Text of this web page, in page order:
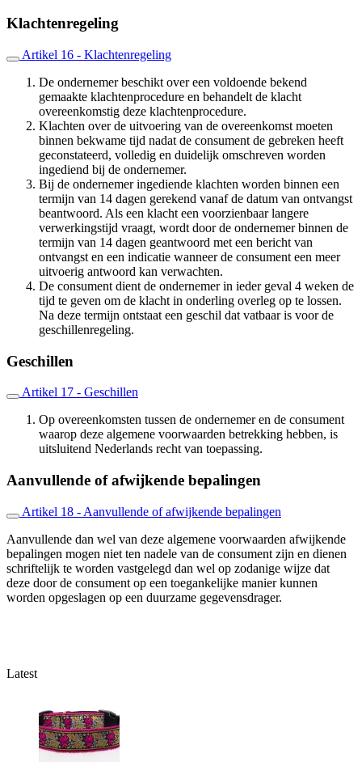
Klachtenregeling
Artikel 16 - Klachtenregeling
De ondernemer beschikt over een voldoende bekend
gemaakte klachtenprocedure en behandelt de klacht
overeenkomstig deze klachtenprocedure.
Klachten over de uitvoering van de overeenkomst moeten
binnen bekwame tijd nadat de consument de gebreken heeft
geconstateerd, volledig en duidelijk omschreven worden
ingediend bij de ondernemer.
Bij de ondernemer ingediende klachten worden binnen een
termijn van 14 dagen gerekend vanaf de datum van ontvangst
beantwoord. Als een klacht een voorzienbaar langere
verwerkingstijd vraagt, wordt door de ondernemer binnen de
termijn van 14 dagen geantwoord met een bericht van
ontvangst en een indicatie wanneer de consument een meer
uitvoerig antwoord kan verwachten.
De consument dient de ondernemer in ieder geval 4 weken de
tijd te geven om de klacht in onderling overleg op te lossen.
Na deze termijn ontstaat een geschil dat vatbaar is voor de
geschillenregeling.
Geschillen
Artikel 17 - Geschillen
Op overeenkomsten tussen de ondernemer en de consument
waarop deze algemene voorwaarden betrekking hebben, is
uitsluitend Nederlands recht van toepassing.
Aanvullende of afwijkende bepalingen
Artikel 18 - Aanvullende of afwijkende bepalingen
Aanvullende dan wel van deze algemene voorwaarden afwijkende
bepalingen mogen niet ten nadele van de consument zijn en dienen
schriftelijk te worden vastgelegd dan wel op zodanige wijze dat
deze door de consument op een toegankelijke manier kunnen
worden opgeslagen op een duurzame gegevensdrager.
Latest